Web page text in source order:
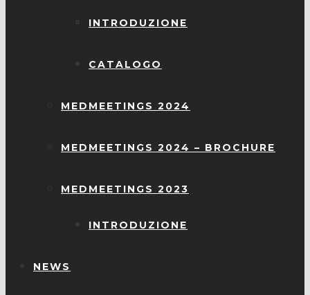
INTRODUZIONE
CATALOGO
MEDMEETINGS 2024
MEDMEETINGS 2024 – BROCHURE
MEDMEETINGS 2023
INTRODUZIONE
NEWS